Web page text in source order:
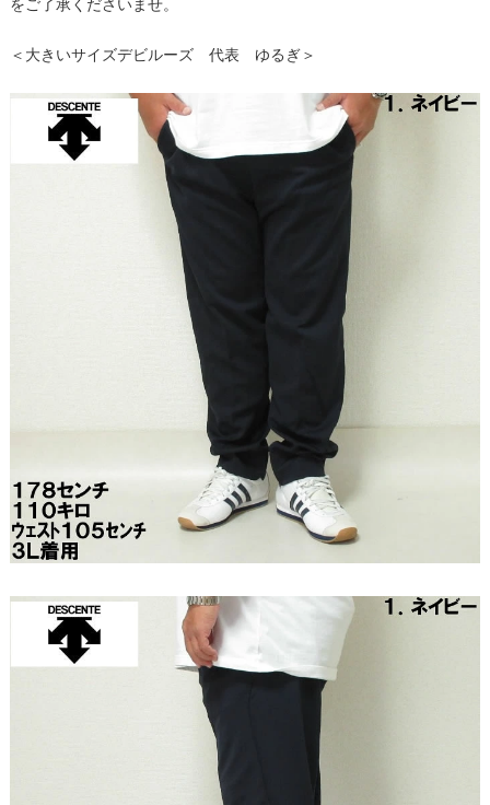
をご了承くださいませ。
＜大きいサイズデビルーズ 代表 ゆるぎ＞